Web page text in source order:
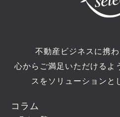
不動産ビジネスに携わ
心からご満足いただけるよ
スをソリューションと
コラム